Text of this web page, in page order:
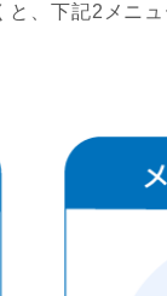
、下記2メニュ